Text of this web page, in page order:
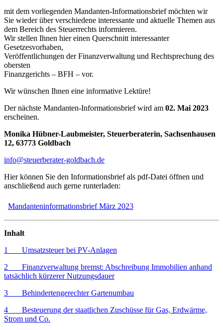
mit dem vorliegenden Mandanten-Informationsbrief möchten wir
Sie wieder über verschiedene interessante und aktuelle Themen aus
dem Bereich des Steuerrechts informieren.
Wir stellen Ihnen hier einen Querschnitt interessanter
Gesetzesvorhaben,
Veröffentlichungen der Finanzverwaltung und Rechtsprechung des
obersten
Finanzgerichts – BFH – vor.
Wir wünschen Ihnen eine informative Lektüre!
Der nächste Mandanten‐Informationsbrief wird am 02. Mai 2023
erscheinen.
Monika Hübner-Laubmeister, Steuerberaterin, Sachsenhausen
12, 63773 Goldbach
info@steuerberater-goldbach.de
Hier können Sie den Informationsbrief als pdf-Datei öffnen und
anschließend auch gerne runterladen:
Mandanteninformationsbrief März 2023
Inhalt
1 Umsatzsteuer bei PV-Anlagen
2 Finanzverwaltung bremst: Abschreibung Immobilien anhand
tatsächlich kürzerer Nutzungsdauer
3 Behindertengerechter Gartenumbau
4 Besteuerung der staatlichen Zuschüsse für Gas, Erdwärme,
Strom und Co.